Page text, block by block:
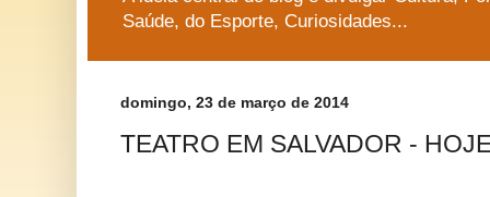
Saúde, do Esporte, Curiosidades...
domingo, 23 de março de 2014
TEATRO EM SALVADOR -